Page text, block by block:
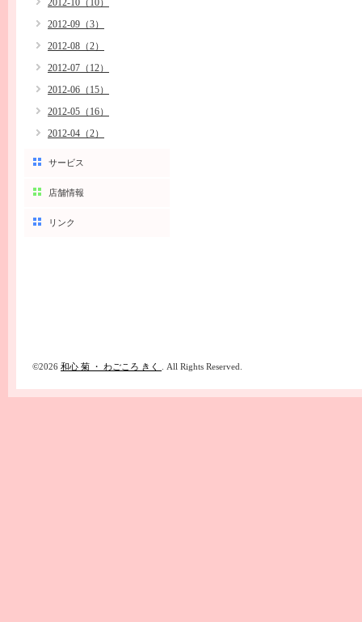
2012-10（10）
2012-09（3）
2012-08（2）
2012-07（12）
2012-06（15）
2012-05（16）
2012-04（2）
サービス
店舗情報
リンク
©2026 和心 菊 ・ わごころ きく . All Rights Reserved.